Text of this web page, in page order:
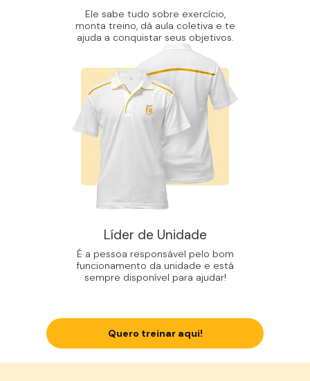
Ele sabe tudo sobre exercício,
monta treino, dá aula coletiva e te
ajuda a conquistar seus objetivos.
Líder de Unidade
É a pessoa responsável pelo bom
funcionamento da unidade e está
sempre disponível para ajudar!
Quero treinar aqui!